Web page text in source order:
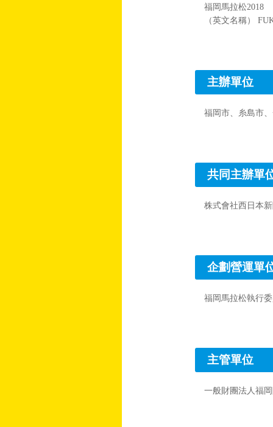
福岡馬拉松2018
（英文名稱）
主辦單位
福岡市、糸島市
共同主辦單
株式會社西日本
企劃營運單
福岡馬拉松執行
主管單位
一般財團法人福